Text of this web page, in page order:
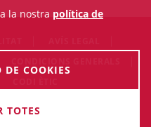
Il·lustre Col·legi de
la nostra política de
COOKIES
TOTES